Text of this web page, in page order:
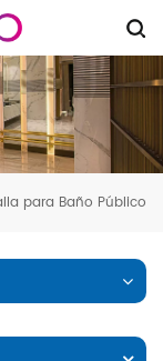
para Baño Público